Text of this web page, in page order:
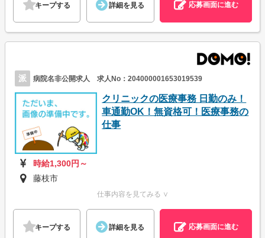
キープする 詳細を見る 応募画面に進む
派 病院名非公開求人 求人No：204000001653019539
クリニックの医療事務 日勤のみ！
車通勤OK！無資格可！医療事務の
仕事
時給1,300円～
藤枝市
仕事内容を見てみる ∨
キープする 詳細を見る 応募画面に進む